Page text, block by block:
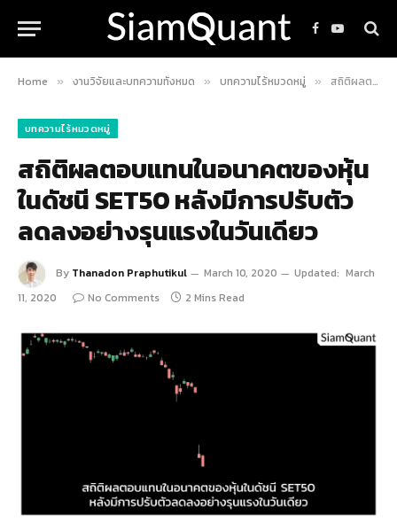
Facebook
YouTube
Home » งานวิจัยและบทความทั้งหมด » บทความไร้หมวดหมู่ » สถิติผลตอบแทนในอนาคตของหุ้นในดัชนี SET50 หลังมีการปรับตัวลดลงอย่างรุนแรงในวันเดียว
บทความไร้หมวดหมู่
สถิติผลตอบแทนในอนาคตของหุ้น
ในดัชนี SET50 หลังมีการปรับตัว
ลดลงอย่างรุนแรงในวันเดียว
By Thanadon Praphutikul March 10, 2020 Updated: March
11, 2020
No Comments 2 Mins Read